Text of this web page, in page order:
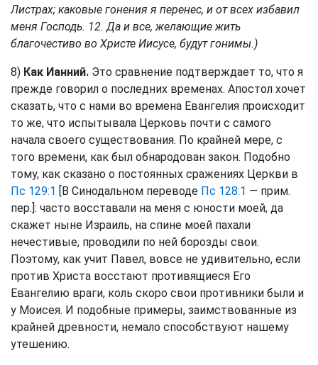
Листрах; каковые гонения я перенес, и от всех избавил
меня Господь. 12. Да и все, желающие жить
благочестиво во Христе Иисусе, будут гонимы.)
8) Как Ианний. Это сравнение подтверждает то, что я
прежде говорил о последних временах. Апостол хочет
сказать, что с нами во времена Евангелия происходит
то же, что испытывала Церковь почти с самого
начала своего существования. По крайней мере, с
того времени, как был обнародован закон. Подобно
тому, как сказано о постоянных сражениях Церкви в
Пс 129:1 [В Синодальном переводе Пс 128:1 — прим.
пер.]: часто восставали на меня с юности моей, да
скажет ныне Израиль, на спине моей пахали
нечестивые, проводили по ней борозды свои.
Поэтому, как учит Павел, вовсе не удивительно, если
против Христа восстают противящиеся Его
Евангелию враги, коль скоро свои противники были и
у Моисея. И подобные примеры, заимствованные из
крайней древности, немало способствуют нашему
утешению.